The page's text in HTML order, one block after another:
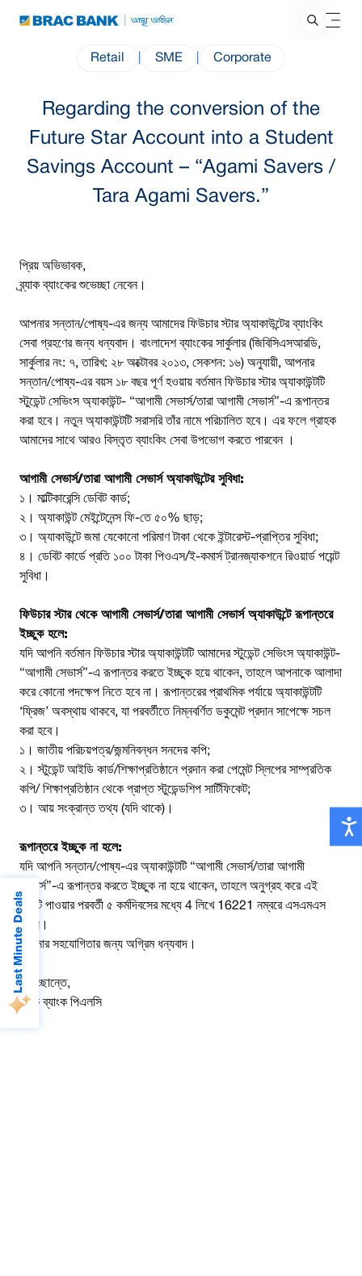
Last Minute Deals
Retail SME Corporate
Regarding the conversion of the
Future Star Account into a Student
Savings Account – “Agami Savers /
Tara Agami Savers.”
প্রিয় অভিভাবক,
ব্র্যাক ব্যাংকের শুভেচ্ছা নেবেন।
আপনার সন্তান/পোষ্য-এর জন্য আমাদের ফিউচার স্টার অ্যাকাউন্টের ব্যাংকিং
সেবা গ্রহণের জন্য ধন্যবাদ। বাংলাদেশ ব্যাংকের সার্কুলার (জিবিসিএসআরডি,
সার্কুলার নং: ৭, তারিখ: ২৮ অক্টোবর ২০১৩, সেকশন: ১৬) অনুযায়ী, আপনার
সন্তান/পোষ্য-এর বয়স ১৮ বছর পূর্ণ হওয়ায় বর্তমান ফিউচার স্টার অ্যাকাউন্টটি
স্টুডেন্ট সেভিংস অ্যাকাউন্ট- “আগামী সেভার্স/তারা আগামী সেভার্স”-এ রূপান্তর
করা হবে। নতুন অ্যাকাউন্টটি সরাসরি তাঁর নামে পরিচালিত হবে। এর ফলে গ্রাহক
আমাদের সাথে আরও বিস্তৃত ব্যাংকিং সেবা উপভোগ করতে পারবেন ।
আগামী সেভার্স/তারা আগামী সেভার্স অ্যাকাউন্টের সুবিধা:
১। মাল্টিকারেন্সি ডেবিট কার্ড;
২। অ্যাকাউন্ট মেইন্টেনেন্স ফি-তে ৫০% ছাড়;
৩। অ্যাকাউন্টে জমা যেকোনো পরিমাণ টাকা থেকে ইন্টারেস্ট-প্রাপ্তির সুবিধা;
৪। ডেবিট কার্ডে প্রতি ১০০ টাকা পিওএস/ই-কমার্স ট্রানজ্যাকশনে রিওয়ার্ড পয়েন্ট
সুবিধা।
ফিউচার স্টার থেকে আগামী সেভার্স/তারা আগামী সেভার্স অ্যাকাউন্টে রূপান্তরে
ইচ্ছুক হলে:
যদি আপনি বর্তমান ফিউচার স্টার অ্যাকাউন্টটি আমাদের স্টুডেন্ট সেভিংস অ্যাকাউন্ট-
“আগামী সেভার্স”-এ রূপান্তর করতে ইচ্ছুক হয়ে থাকেন, তাহলে আপনাকে আলাদা
করে কোনো পদক্ষেপ নিতে হবে না। রূপান্তরের প্রাথমিক পর্যায়ে অ্যাকাউন্টটি
‘ফ্রিজ’ অবস্থায় থাকবে, যা পরবর্তীতে নিম্নবর্ণিত ডকুমেন্ট প্রদান সাপেক্ষে সচল
করা হবে।
১। জাতীয় পরিচয়পত্র/জন্মনিবন্ধন সনদের কপি;
২। স্টুডেন্ট আইডি কার্ড/শিক্ষাপ্রতিষ্ঠানে প্রদান করা পেমেন্ট স্লিপের সাম্প্রতিক
কপি/ শিক্ষাপ্রতিষ্ঠান থেকে প্রাপ্ত স্টুডেন্ডশিপ সার্টিফিকেট;
৩। আয় সংক্রান্ত তথ্য (যদি থাকে)।
রূপান্তরে ইচ্ছুক না হলে:
যদি আপনি সন্তান/পোষ্য-এর অ্যাকাউন্টটি “আগামী সেভার্স/তারা আগামী
সেভার্স”-এ রূপান্তর করতে ইচ্ছুক না হয়ে থাকেন, তাহলে অনুগ্রহ করে এই
চিঠিটি পাওয়ার পরবর্তী ৫ কর্মদিবসের মধ্যে 4 লিখে 16221 নম্বরে এসএমএস
করুন।
আপনার সহযোগিতার জন্য অগ্রিম ধন্যবাদ।
শুভেচ্ছান্তে,
ব্র্যাক ব্যাংক পিএলসি